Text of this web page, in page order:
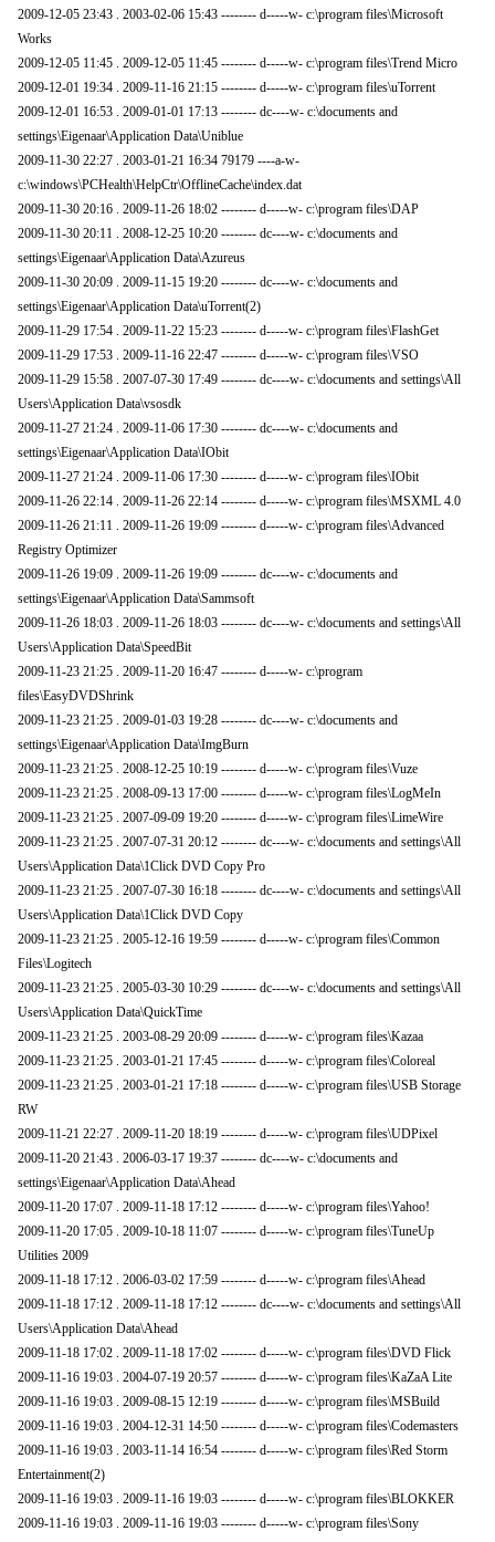
2009-12-05 23:43 . 2003-02-06 15:43 -------- d-----w- c:\program files\Microsoft
Works
2009-12-05 11:45 . 2009-12-05 11:45 -------- d-----w- c:\program files\Trend Micro
2009-12-01 19:34 . 2009-11-16 21:15 -------- d-----w- c:\program files\uTorrent
2009-12-01 16:53 . 2009-01-01 17:13 -------- dc----w- c:\documents and
settings\Eigenaar\Application Data\Uniblue
2009-11-30 22:27 . 2003-01-21 16:34 79179 ----a-w-
c:\windows\PCHealth\HelpCtr\OfflineCache\index.dat
2009-11-30 20:16 . 2009-11-26 18:02 -------- d-----w- c:\program files\DAP
2009-11-30 20:11 . 2008-12-25 10:20 -------- dc----w- c:\documents and
settings\Eigenaar\Application Data\Azureus
2009-11-30 20:09 . 2009-11-15 19:20 -------- dc----w- c:\documents and
settings\Eigenaar\Application Data\uTorrent(2)
2009-11-29 17:54 . 2009-11-22 15:23 -------- d-----w- c:\program files\FlashGet
2009-11-29 17:53 . 2009-11-16 22:47 -------- d-----w- c:\program files\VSO
2009-11-29 15:58 . 2007-07-30 17:49 -------- dc----w- c:\documents and settings\All
Users\Application Data\vsosdk
2009-11-27 21:24 . 2009-11-06 17:30 -------- dc----w- c:\documents and
settings\Eigenaar\Application Data\IObit
2009-11-27 21:24 . 2009-11-06 17:30 -------- d-----w- c:\program files\IObit
2009-11-26 22:14 . 2009-11-26 22:14 -------- d-----w- c:\program files\MSXML 4.0
2009-11-26 21:11 . 2009-11-26 19:09 -------- d-----w- c:\program files\Advanced
Registry Optimizer
2009-11-26 19:09 . 2009-11-26 19:09 -------- dc----w- c:\documents and
settings\Eigenaar\Application Data\Sammsoft
2009-11-26 18:03 . 2009-11-26 18:03 -------- dc----w- c:\documents and settings\All
Users\Application Data\SpeedBit
2009-11-23 21:25 . 2009-11-20 16:47 -------- d-----w- c:\program
files\EasyDVDShrink
2009-11-23 21:25 . 2009-01-03 19:28 -------- dc----w- c:\documents and
settings\Eigenaar\Application Data\ImgBurn
2009-11-23 21:25 . 2008-12-25 10:19 -------- d-----w- c:\program files\Vuze
2009-11-23 21:25 . 2008-09-13 17:00 -------- d-----w- c:\program files\LogMeIn
2009-11-23 21:25 . 2007-09-09 19:20 -------- d-----w- c:\program files\LimeWire
2009-11-23 21:25 . 2007-07-31 20:12 -------- dc----w- c:\documents and settings\All
Users\Application Data\1Click DVD Copy Pro
2009-11-23 21:25 . 2007-07-30 16:18 -------- dc----w- c:\documents and settings\All
Users\Application Data\1Click DVD Copy
2009-11-23 21:25 . 2005-12-16 19:59 -------- d-----w- c:\program files\Common
Files\Logitech
2009-11-23 21:25 . 2005-03-30 10:29 -------- dc----w- c:\documents and settings\All
Users\Application Data\QuickTime
2009-11-23 21:25 . 2003-08-29 20:09 -------- d-----w- c:\program files\Kazaa
2009-11-23 21:25 . 2003-01-21 17:45 -------- d-----w- c:\program files\Coloreal
2009-11-23 21:25 . 2003-01-21 17:18 -------- d-----w- c:\program files\USB Storage
RW
2009-11-21 22:27 . 2009-11-20 18:19 -------- d-----w- c:\program files\UDPixel
2009-11-20 21:43 . 2006-03-17 19:37 -------- dc----w- c:\documents and
settings\Eigenaar\Application Data\Ahead
2009-11-20 17:07 . 2009-11-18 17:12 -------- d-----w- c:\program files\Yahoo!
2009-11-20 17:05 . 2009-10-18 11:07 -------- d-----w- c:\program files\TuneUp
Utilities 2009
2009-11-18 17:12 . 2006-03-02 17:59 -------- d-----w- c:\program files\Ahead
2009-11-18 17:12 . 2009-11-18 17:12 -------- dc----w- c:\documents and settings\All
Users\Application Data\Ahead
2009-11-18 17:02 . 2009-11-18 17:02 -------- d-----w- c:\program files\DVD Flick
2009-11-16 19:03 . 2004-07-19 20:57 -------- d-----w- c:\program files\KaZaA Lite
2009-11-16 19:03 . 2009-08-15 12:19 -------- d-----w- c:\program files\MSBuild
2009-11-16 19:03 . 2004-12-31 14:50 -------- d-----w- c:\program files\Codemasters
2009-11-16 19:03 . 2003-11-14 16:54 -------- d-----w- c:\program files\Red Storm
Entertainment(2)
2009-11-16 19:03 . 2009-11-16 19:03 -------- d-----w- c:\program files\BLOKKER
2009-11-16 19:03 . 2009-11-16 19:03 -------- d-----w- c:\program files\Sony